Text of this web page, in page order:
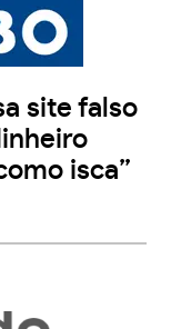
site falso
isca”